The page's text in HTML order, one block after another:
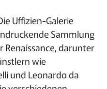
Uffizien-Galerie
Sammlung
darunter
wie
und Leonardo da